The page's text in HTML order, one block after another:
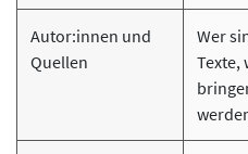
Autor:innen und
Quellen
Wer
Texte,